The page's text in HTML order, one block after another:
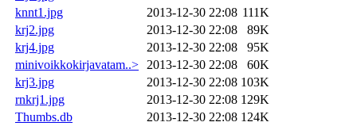
knnt1.jpg
2013-12-30 22:08 111K
krj2.jpg
2013-12-30 22:08
89K
krj4.jpg
2013-12-30 22:08
95K
minivoikkokirjavatam..>
2013-12-30 22:08
60K
krj3.jpg
2013-12-30 22:08 103K
rnkrj1.jpg
2013-12-30 22:08 129K
Thumbs.db
2013-12-30 22:08 124K